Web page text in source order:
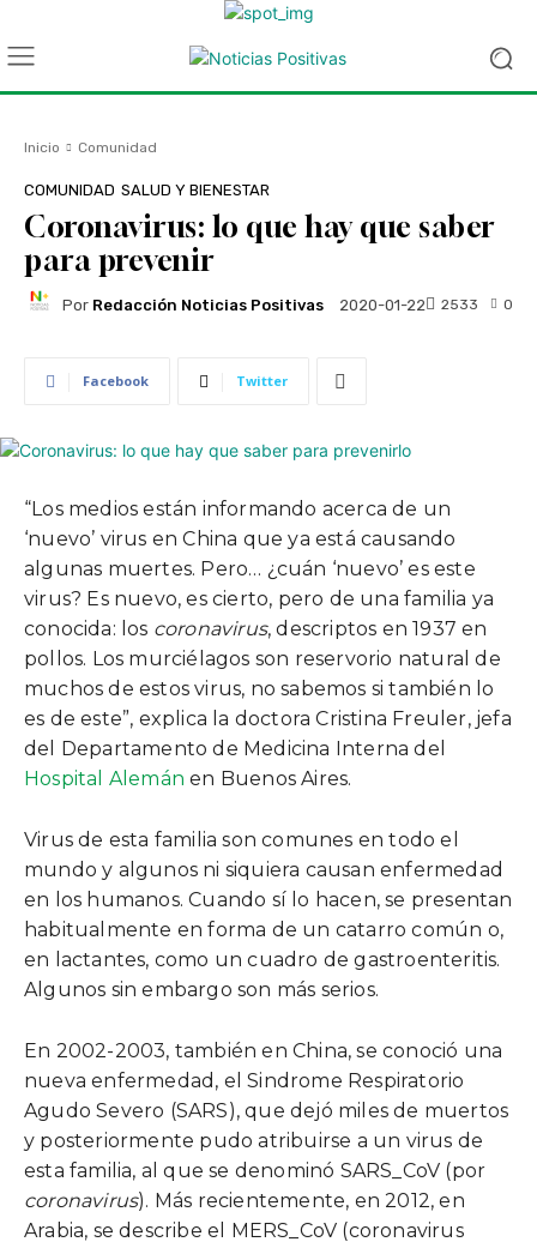
Inicio Comunidad
COMUNIDAD SALUD Y BIENESTAR
Coronavirus: lo que hay que saber
para prevenir
Por Redacción Noticias Positivas 2020-01-22 0
2533
Facebook Twitter
“Los medios están informando acerca de un
‘nuevo’ virus en China que ya está causando
algunas muertes. Pero… ¿cuán ‘nuevo’ es este
virus? Es nuevo, es cierto, pero de una familia ya
conocida: los coronavirus, descriptos en 1937 en
pollos. Los murciélagos son reservorio natural de
muchos de estos virus, no sabemos si también lo
es de este”, explica la doctora Cristina Freuler, jefa
del Departamento de Medicina Interna del
Hospital Alemán en Buenos Aires.
Virus de esta familia son comunes en todo el
mundo y algunos ni siquiera causan enfermedad
en los humanos. Cuando sí lo hacen, se presentan
habitualmente en forma de un catarro común o,
en lactantes, como un cuadro de gastroenteritis.
Algunos sin embargo son más serios.
En 2002-2003, también en China, se conoció una
nueva enfermedad, el Sindrome Respiratorio
Agudo Severo (SARS), que dejó miles de muertos
y posteriormente pudo atribuirse a un virus de
esta familia, al que se denominó SARS_CoV (por
coronavirus). Más recientemente, en 2012, en
Arabia, se describe el MERS_CoV (coronavirus